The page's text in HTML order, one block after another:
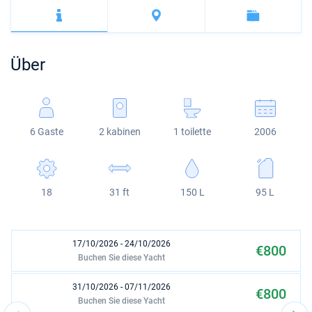
Fountaine Pajot
Astrea 42
Sun Odyssey 440
Dufour 46 GL
Amalfi
Bodrum
Martinique
St Lucia
Über
6 Gaste 2 kabinen 1 toilette 2006
18 31 ft 150 L 95 L
17/10/2026 - 24/10/2026 €800
Buchen Sie diese Yacht
31/10/2026 - 07/11/2026 €800
Buchen Sie diese Yacht